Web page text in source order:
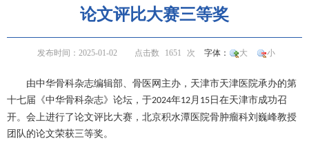
论文评比大赛三等奖
发布时间：2025-01-02 点击数 1651 次 字体： 大 小
由中华骨科杂志编辑部、骨医网主办，天津市天津医院承办的第
十七届《中华骨科杂志》论坛，于2024年12月 15 日在天津市成功召
开。会上进行了论文评比大赛，北京积水潭医院骨肿瘤科刘巍峰教授
团队的论文荣获三等奖。